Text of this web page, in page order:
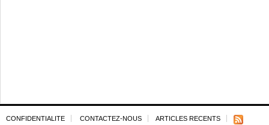
CONFIDENTIALITE CONTACTEZ-NOUS ARTICLES RECENTS